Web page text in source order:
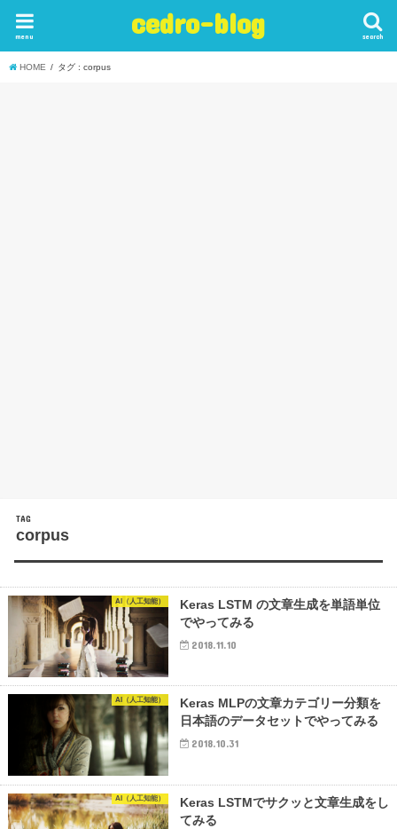
cedro-blog search
menu
HOME タグ : corpus
TAG
corpus
AI（人工知能）
Keras LSTM の文章生成を単語単位
でやってみる
2018.11.10
AI（人工知能）
Keras MLPの文章カテゴリー分類を
日本語のデータセットでやってみる
2018.10.31
AI（人工知能）
Keras LSTMでサクッと文章生成をし
てみる